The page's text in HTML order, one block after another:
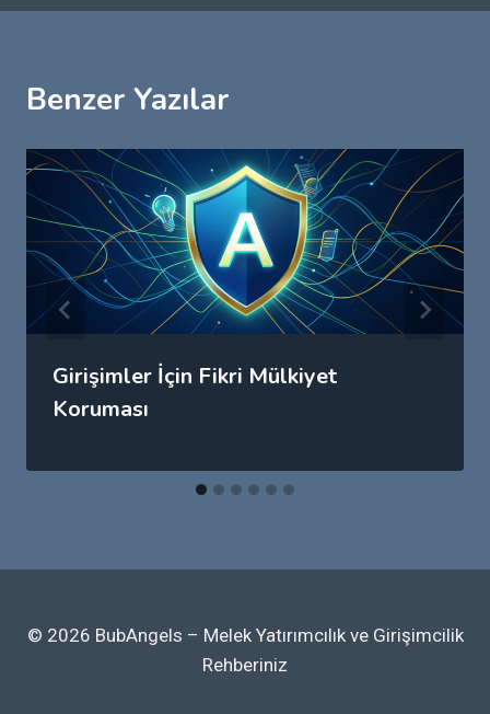
Benzer Yazılar
Girişimler İçin Fikri Mülkiyet
Koruması
© 2026 BubAngels – Melek Yatırımcılık ve Girişimcilik
Rehberiniz